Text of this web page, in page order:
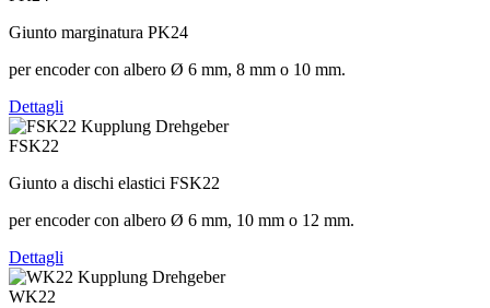
Giunto marginatura PK24
per encoder con albero Ø 6 mm, 8 mm o 10 mm.
Dettagli
FSK22
Giunto a dischi elastici FSK22
per encoder con albero Ø 6 mm, 10 mm o 12 mm.
Dettagli
WK22